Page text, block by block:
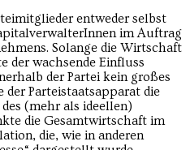
entweder selbst
im Auftrag
Solange die Wirtschaft
der wachsende Einfluss
der Partei kein großes
der Parteistaatsapparat die
(mehr als ideellen)
die Gesamtwirtschaft im
die, wie in anderen